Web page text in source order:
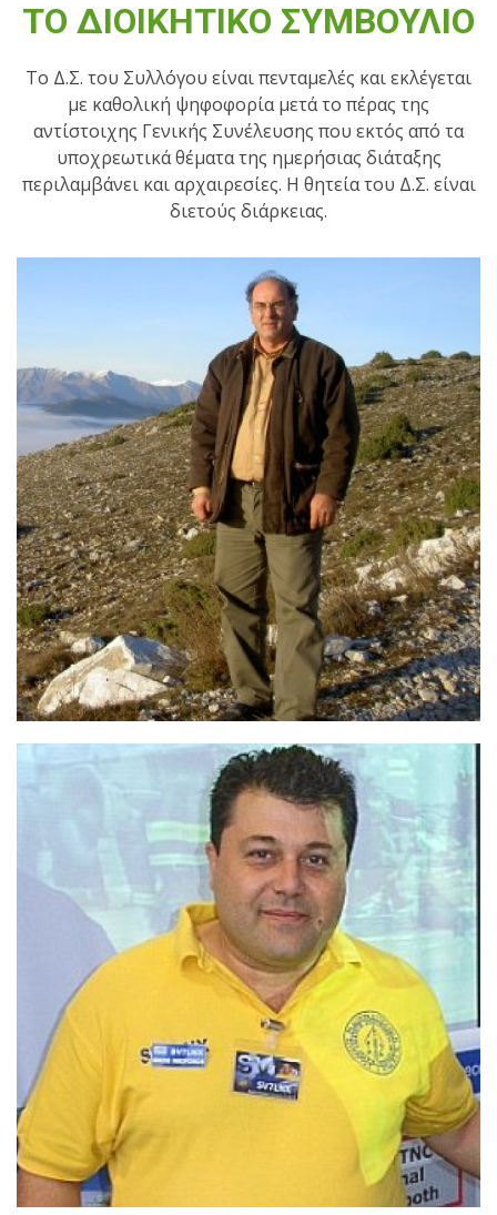
ΤΟ ΔΙΟΙΚΗΤΙΚΟ ΣΥΜΒΟΥΛΙΟ
Το Δ.Σ. του Συλλόγου είναι πενταμελές και εκλέγεται
με καθολική ψηφοφορία μετά το πέρας της
αντίστοιχης Γενικής Συνέλευσης που εκτός από τα
υποχρεωτικά θέματα της ημερήσιας διάταξης
περιλαμβάνει και αρχαιρεσίες. Η θητεία του Δ.Σ. είναι
διετούς διάρκειας.